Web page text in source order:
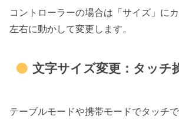
コントローラーの場合は「サイズ」に
左右に動かして変更します。
文字サイズ変更：タッチ
テーブルモードや携帯モードでタッチ